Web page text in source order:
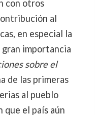
con otros
al
en especial la
gran importancia
sobre el
de las primeras
al pueblo
que el país aún